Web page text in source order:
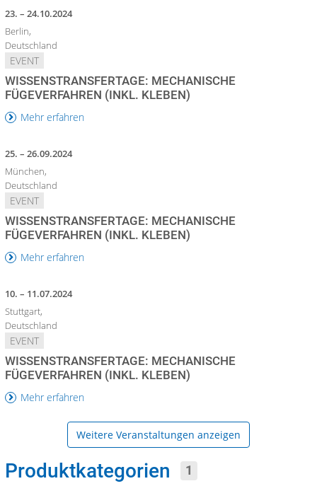
23. – 24.10.2024
Berlin,
Deutschland
EVENT
WISSENSTRANSFERTAGE: MECHANISCHE
FÜGEVERFAHREN (INKL. KLEBEN)
Mehr erfahren
25. – 26.09.2024
München,
Deutschland
EVENT
WISSENSTRANSFERTAGE: MECHANISCHE
FÜGEVERFAHREN (INKL. KLEBEN)
Mehr erfahren
10. – 11.07.2024
Stuttgart,
Deutschland
EVENT
WISSENSTRANSFERTAGE: MECHANISCHE
FÜGEVERFAHREN (INKL. KLEBEN)
Mehr erfahren
Weitere Veranstaltungen anzeigen
Produktkategorien 1